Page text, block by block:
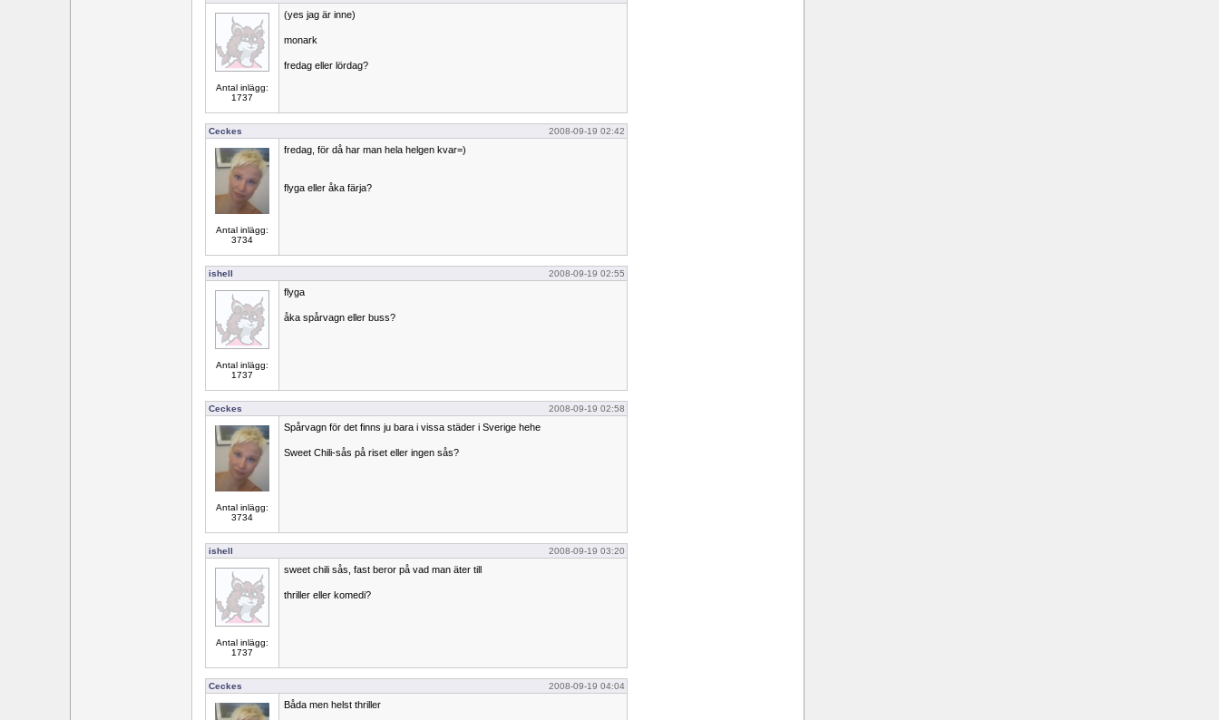
Antal inlägg:
1737
(yes jag är inne)
monark
fredag eller lördag?
Ceckes 2008-09-19 02:42
Antal inlägg:
3734
fredag, för då har man hela helgen kvar=)
flyga eller åka färja?
ishell 2008-09-19 02:55
Antal inlägg:
1737
flyga
åka spårvagn eller buss?
Ceckes 2008-09-19 02:58
Antal inlägg:
3734
Spårvagn för det finns ju bara i vissa städer i Sverige hehe
Sweet Chili-sås på riset eller ingen sås?
ishell 2008-09-19 03:20
Antal inlägg:
1737
sweet chili sås, fast beror på vad man äter till
thriller eller komedi?
Ceckes 2008-09-19 04:04
Båda men helst thriller